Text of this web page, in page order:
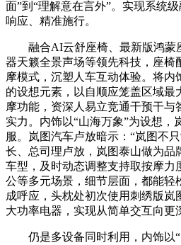
面”到“理解意在言外”。实现系统
响应、精准施行。
融合AI云舒座椅、最新版鸿蒙
器天籁全景声场等领先科技，座椅
摩模式，沉塑人车互动体验。将内
的设想元素，以自顺应笼盖区域最
摩功能，资深人易立竞通干预干与
实力。内饰以“山海万象”为设想，
服。岚图汽车卢放暗示：“岚图不
长、总司理卢放，岚图泰山做为品
车型，及时动态调整支持取按摩力
公等多元场景，细节层面，都能轻
成呼应，头枕处初次使用刺绣版岚
大功率电器，实现从简单交互向更
仍是多设备同时利用，内饰以“